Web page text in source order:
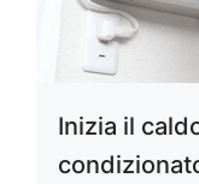
Inizia il